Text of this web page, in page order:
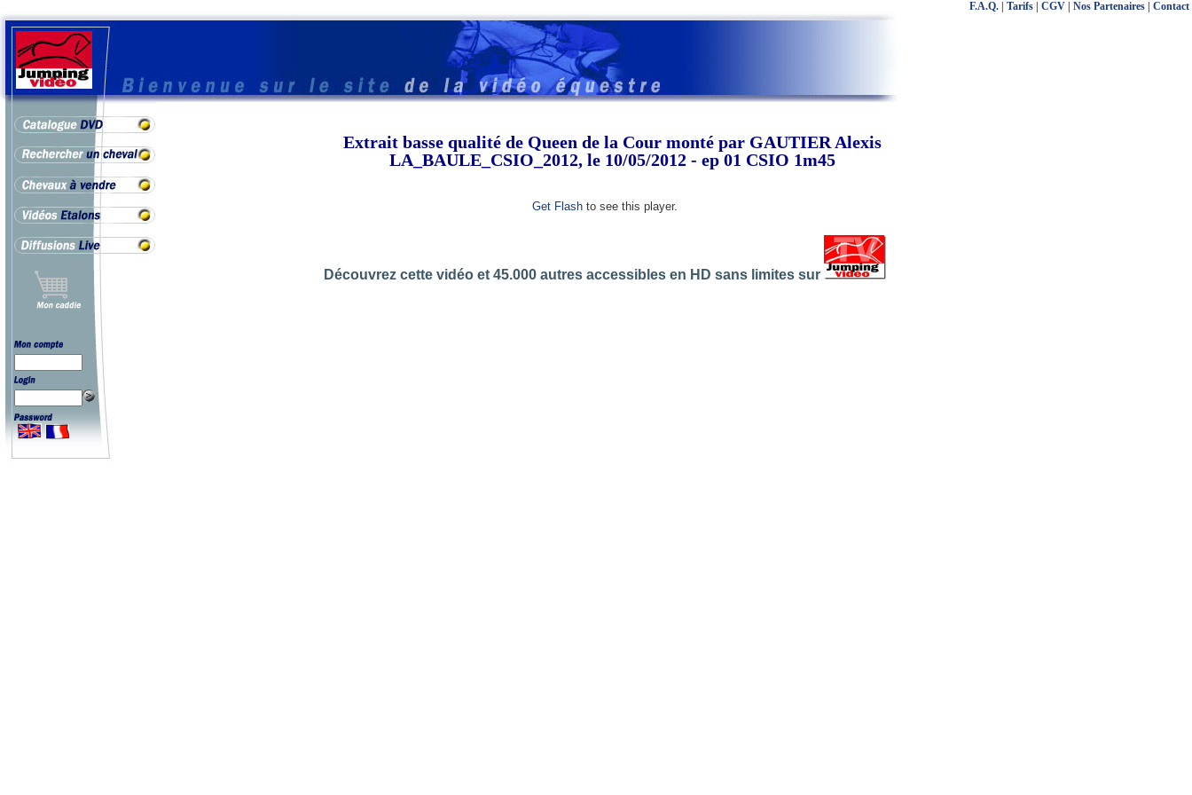
F.A.Q. Tarifs CGV Nos Partenaires Contact
Extrait basse qualité de Queen de la Cour monté par GAUTIER Alexis
LA_BAULE_CSIO_2012, le 10/05/2012 - ep 01 CSIO 1m45
Get Flash to see this player.
Découvrez cette vidéo et 45.000 autres accessibles en HD sans limites sur